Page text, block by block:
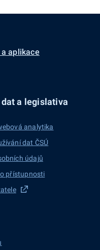
aplikace
dat a legislativa
analytika
dat ČSÚ
údajů
přístupnosti